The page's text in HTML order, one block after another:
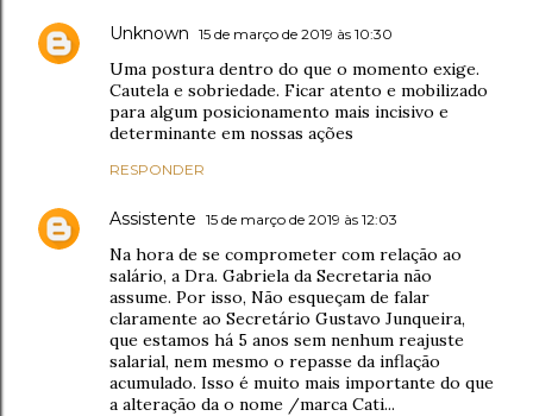
Unknown 15 de março de 2019 às 10:30
Uma postura dentro do que o momento exige.
Cautela e sobriedade. Ficar atento e mobilizado
para algum posicionamento mais incisivo e
determinante em nossas ações
RESPONDER
Assistente 15 de março de 2019 às 12:03
Na hora de se comprometer com relação ao
salário, a Dra. Gabriela da Secretaria não
assume. Por isso, Não esqueçam de falar
claramente ao Secretário Gustavo Junqueira,
que estamos há 5 anos sem nenhum reajuste
salarial, nem mesmo o repasse da inflação
acumulado. Isso é muito mais importante do que
a alteração da o nome /marca Cati...